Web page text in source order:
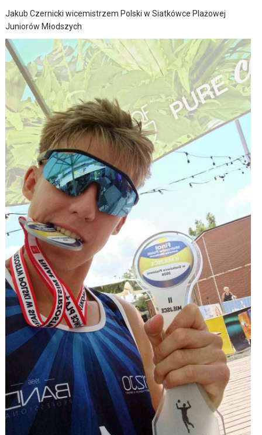
Jakub Czernicki wicemistrzem Polski w Siatkówce Plażowej
Juniorów Młodszych